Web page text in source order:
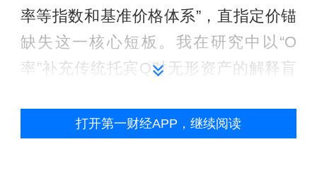
率等指数和基准价格体系”，直指定价锚
缺失这一核心短板。我在研究中以“O
率”补充传统托宾Q对无形资产的解释盲
足够精准的定价工具，价值发现功能便
打开第一财经APP，继续阅读